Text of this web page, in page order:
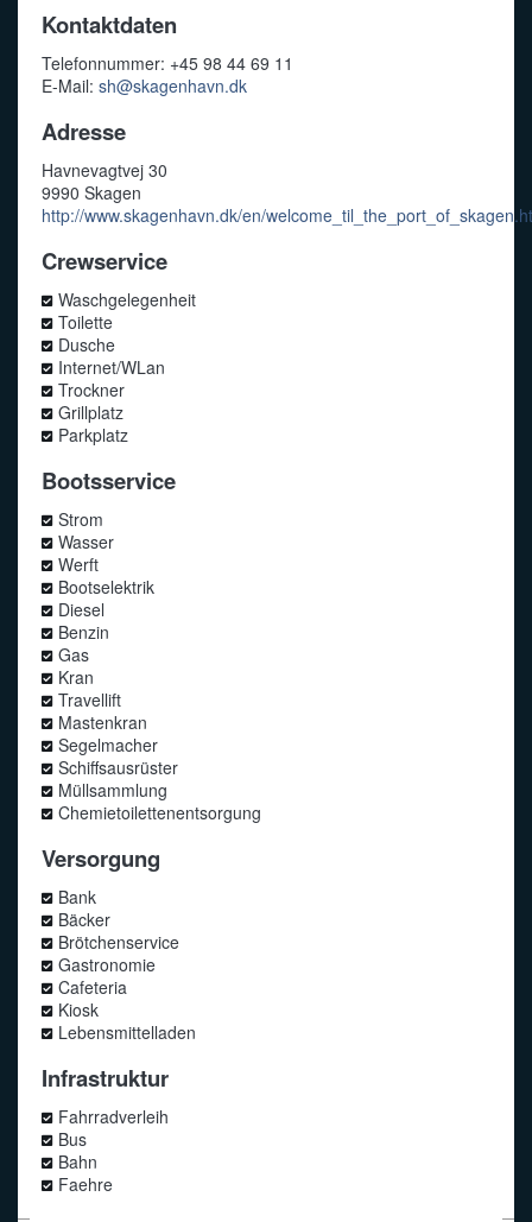
Kontaktdaten
Telefonnummer: +45 98 44 69 11
E-Mail: sh@skagenhavn.dk
Adresse
Havnevagtvej 30
9990 Skagen
http://www.skagenhavn.dk/en/
Crewservice
Waschgelegenheit
Toilette
Dusche
Internet/WLan
Trockner
Grillplatz
Parkplatz
Bootsservice
Strom
Wasser
Werft
Bootselektrik
Diesel
Benzin
Gas
Kran
Travellift
Mastenkran
Segelmacher
Schiffsausrüster
Müllsammlung
Chemietoilettenentsorgung
Versorgung
Bank
Bäcker
Brötchenservice
Gastronomie
Cafeteria
Kiosk
Lebensmittelladen
Infrastruktur
Fahrradverleih
Bus
Bahn
Faehre